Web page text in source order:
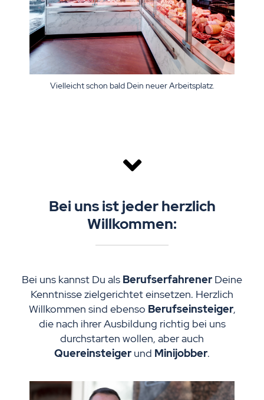
Vielleicht schon bald Dein neuer Arbeitsplatz.
Bei uns ist jeder herzlich
Willkommen:
Bei uns kannst Du als Berufserfahrener Deine
Kenntnisse zielgerichtet einsetzen. Herzlich
Willkommen sind ebenso Berufseinsteiger,
die nach ihrer Ausbildung richtig bei uns
durchstarten wollen, aber auch
Quereinsteiger und Minijobber.